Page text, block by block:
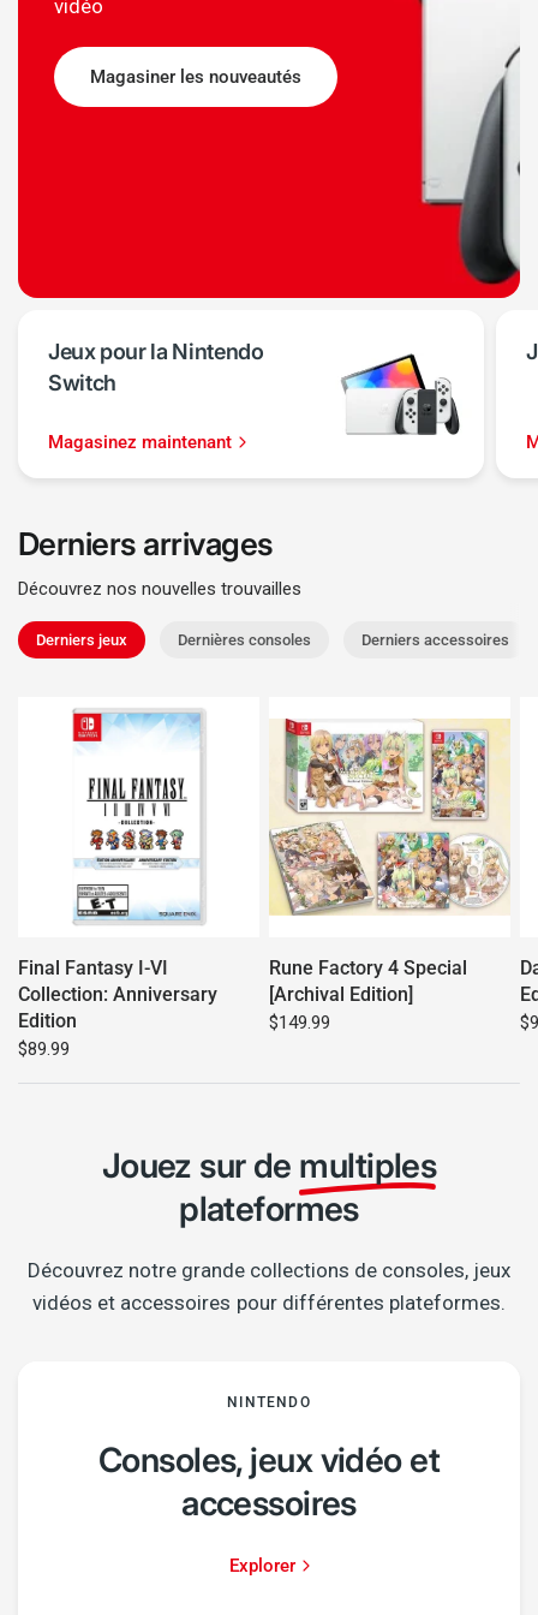
vidéo
Magasiner les nouveautés
Jeux pour la Nintendo
Switch
Magasinez maintenant
Derniers arrivages
Découvrez nos nouvelles trouvailles
Derniers jeux Dernières consoles Derniers accessoires
Final Fantasy I-VI
Collection: Anniversary
Edition
$89.99
Rune Factory 4 Special
[Archival Edition]
$149.99
Jouez sur de multiples
plateformes
Découvrez notre grande collections de consoles, jeux
vidéos et accessoires pour différentes plateformes.
NINTENDO
Consoles, jeux vidéo et
accessoires
Explorer